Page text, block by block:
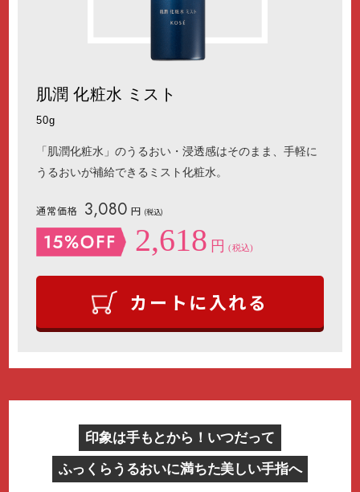
肌潤 化粧水 ミスト
50g
「肌潤化粧水」のうるおい・浸透感はそのまま、手軽に
うるおいが補給できるミスト化粧水。
通常価格 3,080 円 (税込)
2,618 円 (税込)
カートに入れる
印象は手もとから！いつだって
ふっくらうるおいに満ちた美しい手指へ